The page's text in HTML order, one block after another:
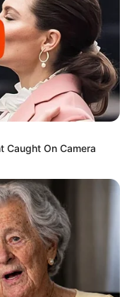
Caught On Camera